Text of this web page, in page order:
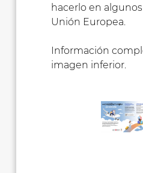
hacerlo en
Unión Europea.
Información
imagen inferior.